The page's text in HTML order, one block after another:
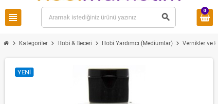
view_headline search
0
chevron_right Kategoriler chevron_right Hobi & Beceri chevron_right Hobi Yardımcı (Mediumlar) chevron_right Vernikler ve
YENI